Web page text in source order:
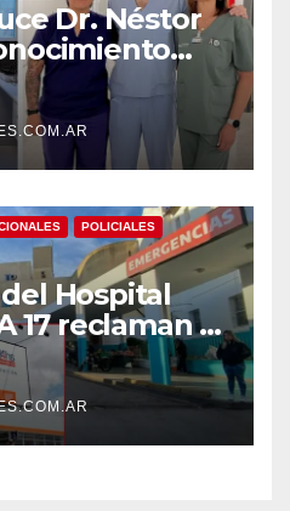
Dr. Néstor
la calidad de
POLICIALES
Hospital
17 reclaman el
becarios y